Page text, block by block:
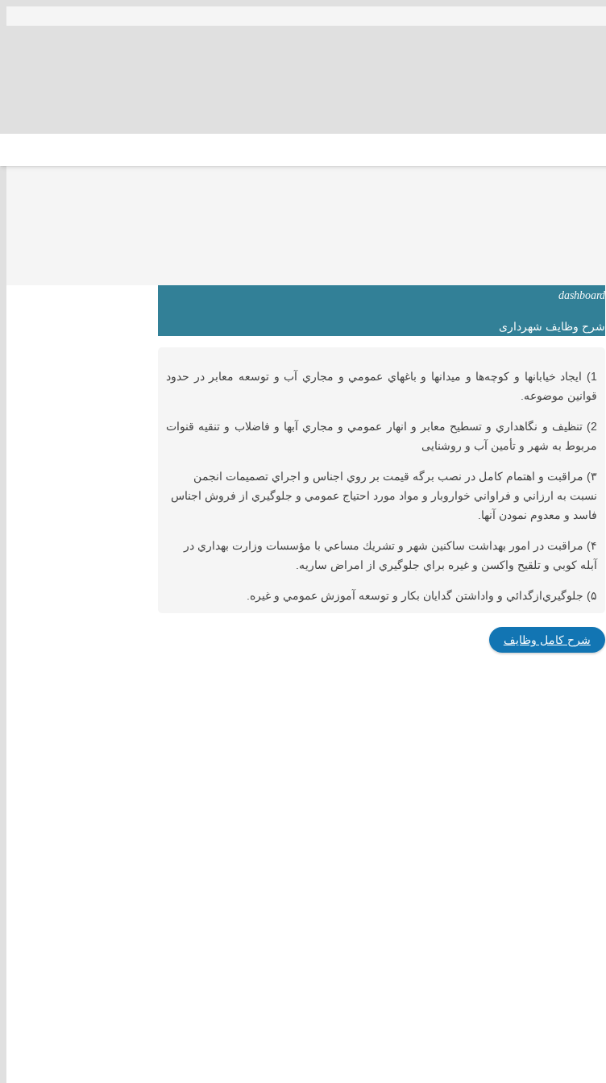
dashboard
شرح وظایف شهرداری
1) ايجاد خيابانها و كوچه‌ها و ميدانها و باغهاي عمومي و مجاري آب و توسعه معابر در حدود
قوانين موضوعه.
2) تنظيف و نگاهداري و تسطيح معابر و انهار عمومي و مجاري آبها و فاضلاب ‌و تنقيه ‌قنوات
‌مربوط ‌به‌ شهر و تأمين آب و روشنایی
۳) مراقبت و اهتمام كامل در نصب برگه قيمت بر روي اجناس و اجراي تصميمات انجمن
نسبت به ارزاني و فراواني خواروبار و مواد مورد احتياج عمومي و جلوگيري از فروش اجناس
فاسد و معدوم نمودن آنها.
۴) مراقبت در امور بهداشت ساكنين شهر و تشريك مساعي با مؤسسات وزارت بهداري در
آبله كوبي و تلقيح واكسن و غيره براي جلوگيري از امراض ساريه.
۵) جلوگيري‌ازگدائي‌ و واداشتن گدايان بكار و توسعه آموزش عمومي و غيره.
شرح کامل وظایف